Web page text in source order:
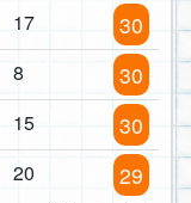
17 30
8 30
15 30
20 29